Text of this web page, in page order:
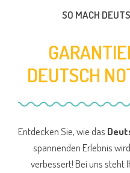
SO MACH
DEUTSCH
Entdecken Sie, wie das
spannenden Erlebnis
verbessert! Bei uns steht